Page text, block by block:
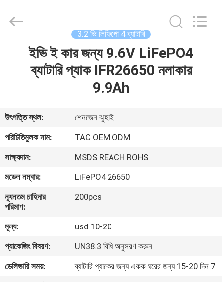
ভিডিও
সম্পর্কে
কারখানা
মান
নিয়ন্ত্রণ
Energy
Technology
3.2 ভি লিফিপো 4 ব্যাটারি
ইভি ই কার জন্য 9.6V LiFePO4
ব্যাটারি প্যাক IFR26650 নলাকার
9.9Ah
উৎপত্তি স্থল:
শেনজেন ঝুহাই
পরিচিতিমুলক নাম:
TAC OEM ODM
সাক্ষ্যদান:
MSDS REACH ROHS
মডেল নম্বার:
LiFePO4 26650
ন্যূনতম চাহিদার
পরিমাণ:
200pcs
মূল্য:
usd 10-20
প্যাকেজিং বিবরণ:
UN38.3 বিধি অনুসরণ করুন
ডেলিভারি সময়:
ব্যাটারি প্যাকের জন্য একক ঘরের জন্য 15-20 দিন 7